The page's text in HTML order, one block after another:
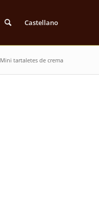
Castellano
Mini tartaletes de crema